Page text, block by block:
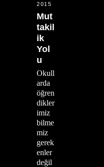
2015
Mut
takil
ik
Yol
u
Okull
arda
öğren
dikler
imiz
bilme
miz
gerek
enler
değil